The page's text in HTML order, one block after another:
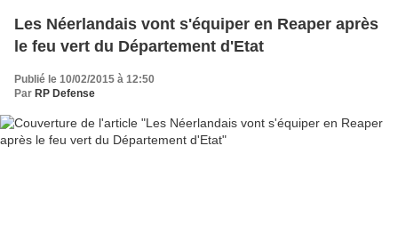
Les Néerlandais vont s'équiper en Reaper après
le feu vert du Département d'Etat
Publié le 10/02/2015 à 12:50
Par RP Defense